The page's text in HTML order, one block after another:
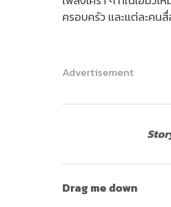
ครอบครัว เเละเเต่ละค
Advertisement
Drag me down